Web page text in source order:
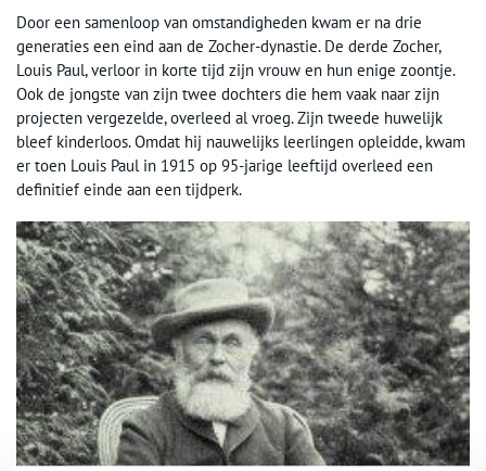
Door een samenloop van omstandigheden kwam er na drie
generaties een eind aan de Zocher-dynastie. De derde Zocher,
Louis Paul, verloor in korte tijd zijn vrouw en hun enige zoontje.
Ook de jongste van zijn twee dochters die hem vaak naar zijn
projecten vergezelde, overleed al vroeg. Zijn tweede huwelijk
bleef kinderloos. Omdat hij nauwelijks leerlingen opleidde, kwam
er toen Louis Paul in 1915 op 95-jarige leeftijd overleed een
definitief einde aan een tijdperk.